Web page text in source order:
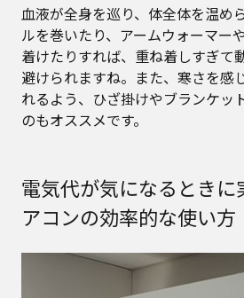
血液が全身を巡り、体全体を温め
ルを巻いたり、アームウォーマー
着けたりすれば、重ね着しすぎて
避けられますね。また、寒さを感
れるよう、ひざ掛けやブランケッ
のもオススメです。
電気代が気になるとき
アコンの効率的な使い方